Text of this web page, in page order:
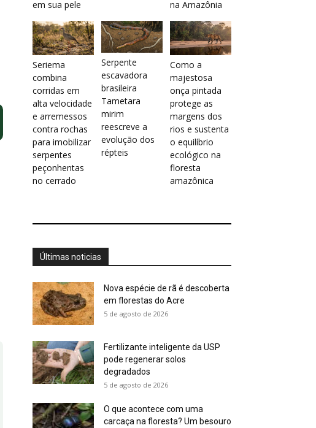
em sua pele
na Amazônia
Seriema
combina
corridas em
alta velocidade
e arremessos
contra rochas
para imobilizar
serpentes
peçonhentas
no cerrado
Serpente
escavadora
brasileira
Tametara
mirim
reescreve a
evolução dos
répteis
Como a
majestosa
onça pintada
protege as
margens dos
rios e sustenta
o equilíbrio
ecológico na
floresta
amazônica
Últimas noticias
Nova espécie de rã é descoberta
em florestas do Acre
5 de agosto de 2026
Fertilizante inteligente da USP
pode regenerar solos
degradados
5 de agosto de 2026
O que acontece com uma
carcaça na floresta? Um besouro